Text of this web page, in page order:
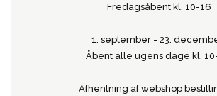
Fredagsåbent kl. 10-16
1. september - 23.
Åbent alle ugens dage kl.
Afhentning af webshop